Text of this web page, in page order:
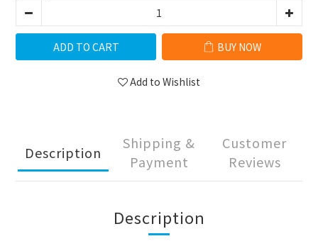
ADD TO CART BUY NOW
Add to Wishlist
Description
Shipping &
Payment
Customer
Reviews
Description